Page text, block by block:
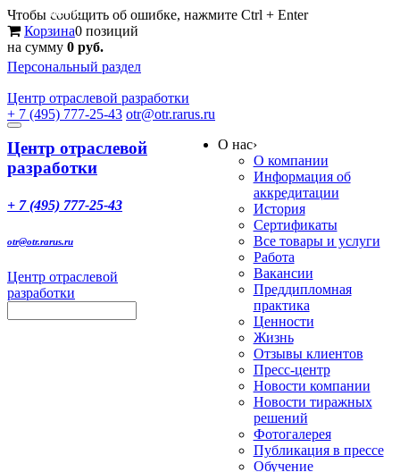
Чтобы сообщить об ошибке, нажмите Ctrl + Enter
Корзина0 позиций
на сумму 0 руб.
Персональный раздел
Центр отраслевой разработки
+ 7 (495) 777-25-43 otr@otr.rarus.ru
Toggle
navigation
Меню
Центр отраслевой
разработки
+ 7 (495) 777-25-43
otr@otr.rarus.ru
Центр отраслевой
разработки
О нас›
О компании
Информация об
аккредитации
История
Сертификаты
Все товары и услуги
Работа
Вакансии
Преддипломная
практика
Ценности
Жизнь
Отзывы клиентов
Пресс-центр
Новости компании
Новости тиражных
решений
Фотогалерея
Публикация в прессе
Обучение